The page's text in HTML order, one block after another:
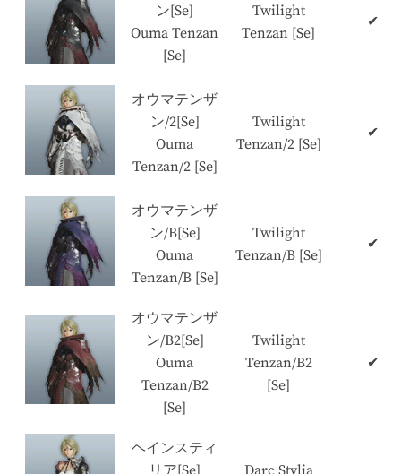
ン[Se]
Ouma Tenzan
[Se]
Twilight
Tenzan [Se]
✔
オウマテンザ
ン/2[Se]
Ouma
Tenzan/2 [Se]
Twilight
Tenzan/2 [Se]
✔
オウマテンザ
ン/B[Se]
Ouma
Tenzan/B [Se]
Twilight
Tenzan/B [Se]
✔
オウマテンザ
ン/B2[Se]
Ouma
Tenzan/B2
[Se]
Twilight
Tenzan/B2
[Se]
✔
ヘインスティ
リア[Se]
Darc Stylia